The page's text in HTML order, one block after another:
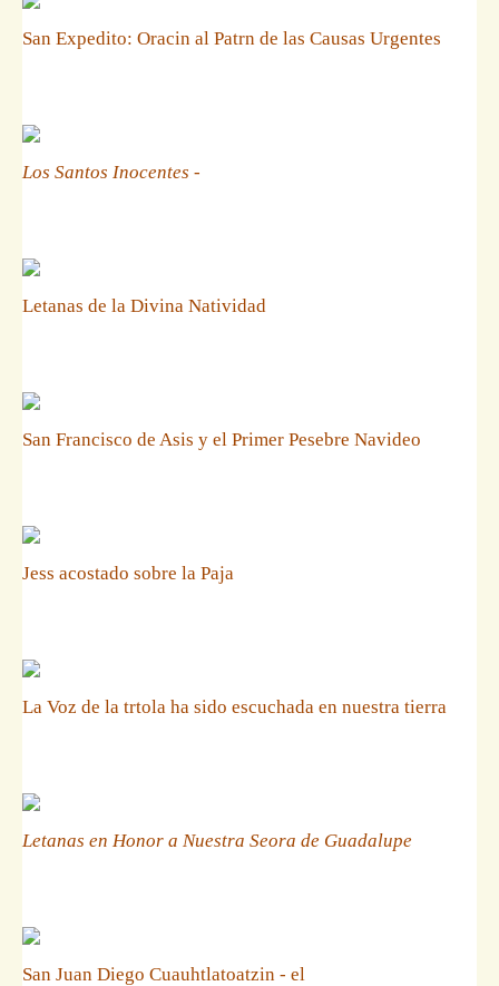
San Expedito: Oracin al Patrn de las Causas Urgentes
Los Santos Inocentes -
Letanas de la Divina Natividad
San Francisco de Asis y el Primer Pesebre Navideo
Jess acostado sobre la Paja
La Voz de la trtola ha sido escuchada en nuestra tierra
Letanas en Honor a Nuestra Seora de Guadalupe
San Juan Diego Cuauhtlatoatzin - el